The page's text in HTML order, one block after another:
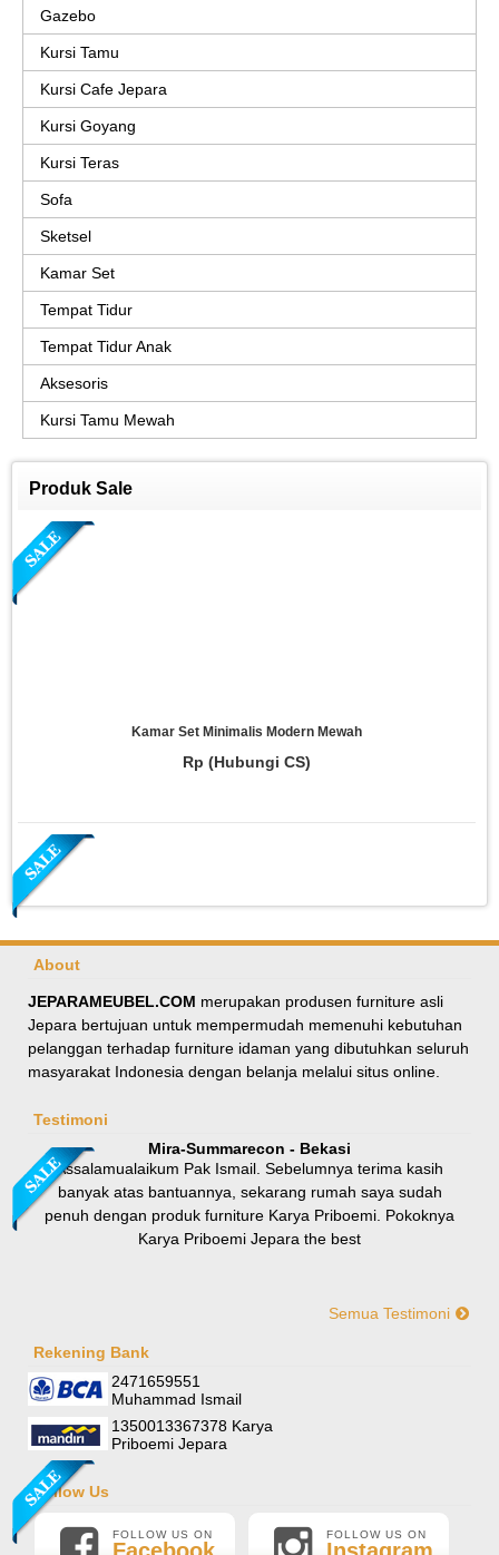
Gazebo
Kursi Tamu
Kursi Cafe Jepara
Kursi Goyang
Kursi Teras
Sofa
Sketsel
Kamar Set
Tempat Tidur
Tempat Tidur Anak
Aksesoris
Kursi Tamu Mewah
Produk Sale
Kamar Set Minimalis Modern Mewah
Rp (Hubungi CS)
Meja Makan Oval Minimalis Kursi Silang
Rp 8.100.0009.000.000
Rp (Hubungi CS)
About
JEPARAMEUBEL.COM merupakan produsen furniture asli
Jepara bertujuan untuk mempermudah memenuhi kebutuhan
pelanggan terhadap furniture idaman yang dibutuhkan seluruh
masyarakat Indonesia dengan belanja melalui situs online.
Testimoni
Mira-Summarecon - Bekasi
Assalamualaikum Pak Ismail. Sebelumnya terima kasih
banyak atas bantuannya, sekarang rumah saya sudah
penuh dengan produk furniture Karya Priboemi. Pokoknya
Karya Priboemi Jepara the best
Hallo mas ismail, terima kasih banyak ya. Barang furniture
kasih banyak mas mail.
Semua Testimoni
Rekening Bank
2471659551
Muhammad Ismail
1350013367378 Karya
Priboemi Jepara
Follow Us
FOLLOW US ON FOLLOW US ON